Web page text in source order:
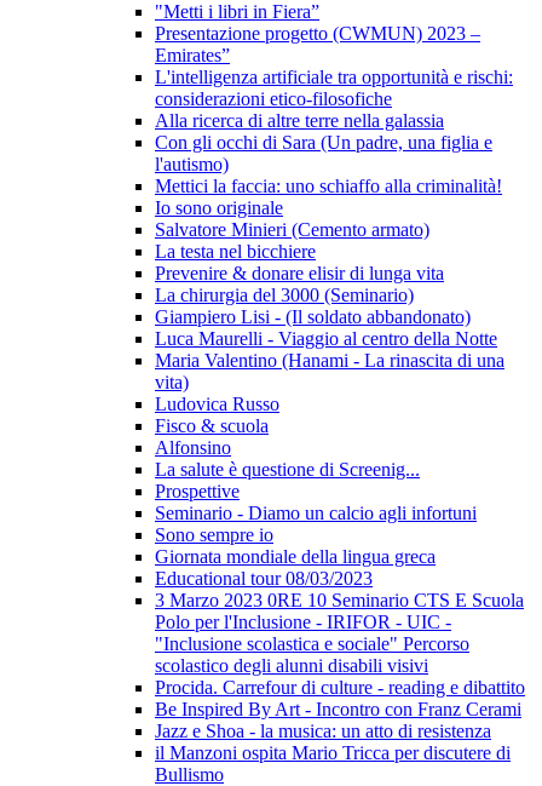
"Metti i libri in Fiera”
Presentazione progetto (CWMUN) 2023 –
Emirates”
L'intelligenza artificiale tra opportunità e rischi:
considerazioni etico-filosofiche
Alla ricerca di altre terre nella galassia
Con gli occhi di Sara (Un padre, una figlia e
l'autismo)
Mettici la faccia: uno schiaffo alla criminalità!
Io sono originale
Salvatore Minieri (Cemento armato)
La testa nel bicchiere
Prevenire & donare elisir di lunga vita
La chirurgia del 3000 (Seminario)
Giampiero Lisi - (Il soldato abbandonato)
Luca Maurelli - Viaggio al centro della Notte
Maria Valentino (Hanami - La rinascita di una
vita)
Ludovica Russo
Fisco & scuola
Alfonsino
La salute è questione di Screenig...
Prospettive
Seminario - Diamo un calcio agli infortuni
Sono sempre io
Giornata mondiale della lingua greca
Educational tour 08/03/2023
3 Marzo 2023 0RE 10 Seminario CTS E Scuola
Polo per l'Inclusione - IRIFOR - UIC -
"Inclusione scolastica e sociale" Percorso
scolastico degli alunni disabili visivi
Procida. Carrefour di culture - reading e dibattito
Be Inspired By Art - Incontro con Franz Cerami
Jazz e Shoa - la musica: un atto di resistenza
il Manzoni ospita Mario Tricca per discutere di
Bullismo